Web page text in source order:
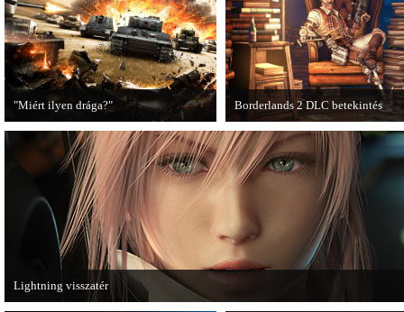
"Miért ilyen drága?"
A PC Guru utánajárt, miért kerülnek
olyan sokba a AAA-kategóriás
videojátékok.
Borderlands 2 DLC betekintés
2013. januárjában érkezik a a Sir
Hammerlock's Big Game Hunt
Borderlands 2 játékhoz.
Lightning visszatér